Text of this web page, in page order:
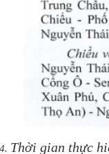
Thời gian thực